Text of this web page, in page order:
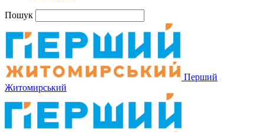
Пошук
Перший
Житомирський